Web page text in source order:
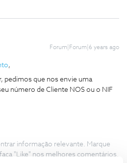
Forum|Forum|6 years ago
,
pedimos que nos envie uma
número de Cliente NOS ou o NIF
informação relevante. Marque
"Like" nos melhores comentários.